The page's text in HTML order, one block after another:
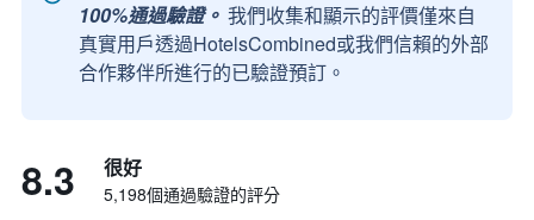
100%通過驗證。 我們收集和顯示的評價僅來自
真實用戶透過HotelsCombined或我們信賴的外部
合作夥伴所進行的已驗證預訂。
8.3 很好
5,198個通過驗證的評分